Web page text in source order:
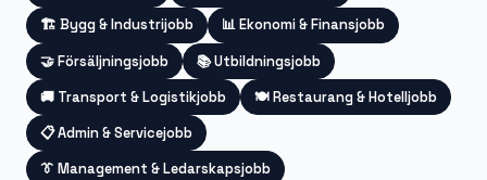
🏗️ Bygg & Industrijobb 📊Ekonomi & Finansjobb
🤝Försäljningsjobb 📚Utbildningsjobb
🚚 Transport & Logistikjobb 🍽️Restaurang & Hotelljobb
📋Admin & Servicejobb
👔 Management & Ledarskapsjobb